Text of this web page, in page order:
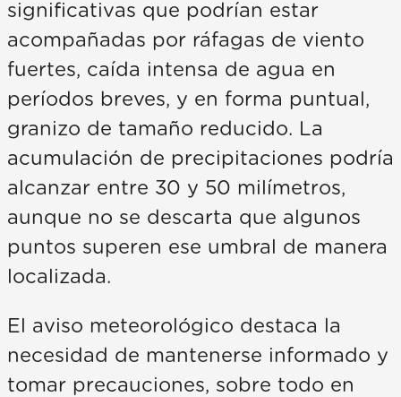
significativas que podrían estar
acompañadas por ráfagas de viento
fuertes, caída intensa de agua en
períodos breves, y en forma puntual,
granizo de tamaño reducido. La
acumulación de precipitaciones podría
alcanzar entre 30 y 50 milímetros,
aunque no se descarta que algunos
puntos superen ese umbral de manera
localizada.
El aviso meteorológico destaca la
necesidad de mantenerse informado y
tomar precauciones, sobre todo en